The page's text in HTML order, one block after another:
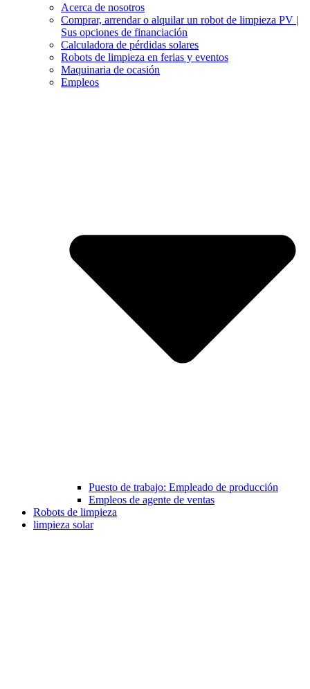
Acerca de nosotros
Comprar, arrendar o alquilar un robot de limpieza PV |
Sus opciones de financiación
Calculadora de pérdidas solares
Robots de limpieza en ferias y eventos
Maquinaria de ocasión
Empleos
Puesto de trabajo: Empleado de producción
Empleos de agente de ventas
Robots de limpieza
limpieza solar